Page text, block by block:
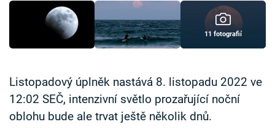
Přihlášení
Sledujte nás
11 fotografií
Listopadový úplněk nastává 8. listopadu 2022 ve
12:02 SEČ, intenzivní světlo prozařující noční
oblohu bude ale trvat ještě několik dnů.